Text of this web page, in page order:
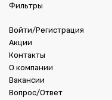
Фильтры
Войти/Регистрация
Акции
Контакты
О компании
Вакансии
Вопрос/Ответ